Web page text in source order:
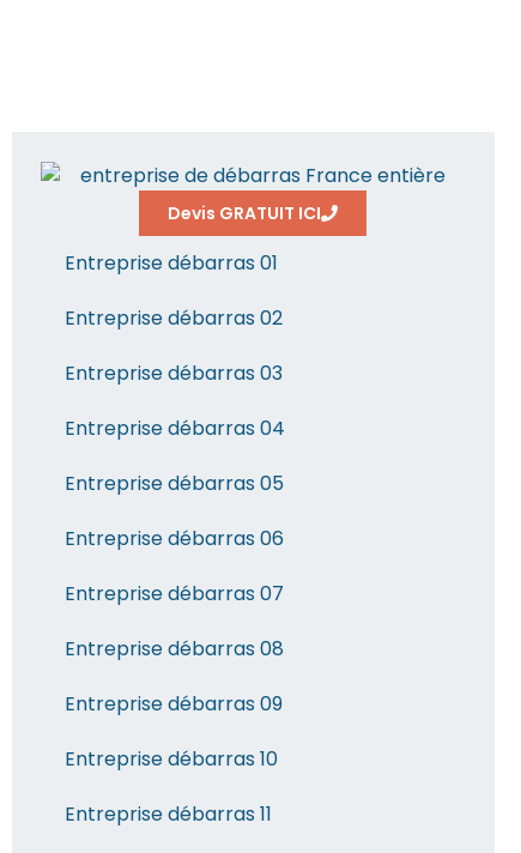
Devis GRATUIT ICI
Entreprise débarras 01
Entreprise débarras 02
Entreprise débarras 03
Entreprise débarras 04
Entreprise débarras 05
Entreprise débarras 06
Entreprise débarras 07
Entreprise débarras 08
Entreprise débarras 09
Entreprise débarras 10
Entreprise débarras 11